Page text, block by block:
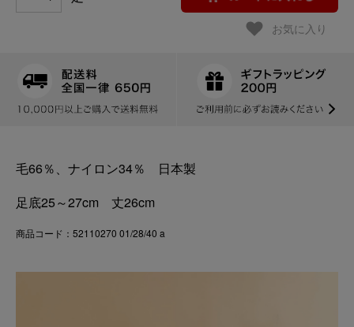
お気に入り
毛66％、ナイロン34％ 日本製
足底25～27cm 丈26cm
商品コード：52110270 01/28/40 a